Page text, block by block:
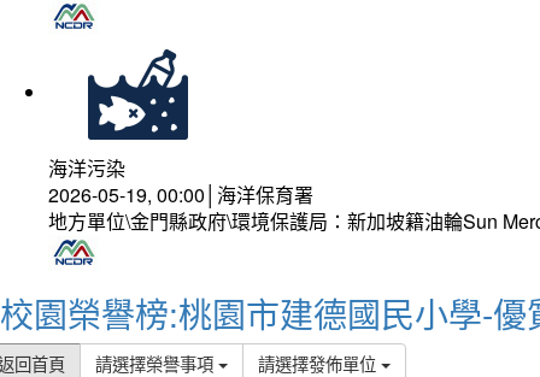
海洋污染
2026-05-19, 00:00│海洋保育署
地方單位\金門縣政府\環境保護局：新加坡籍油輪Sun
校園榮譽榜:桃園市建德國民小學-優
回首頁 請選擇榮譽事項 請選擇發佈單位